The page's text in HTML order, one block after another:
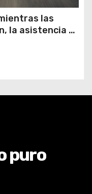
las
la asistencia a
se nos
puro